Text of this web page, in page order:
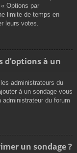
Options par
limite de temps en
leurs votes.
d’options à un
les administrateurs du
à un sondage vous
du forum
un sondage ?